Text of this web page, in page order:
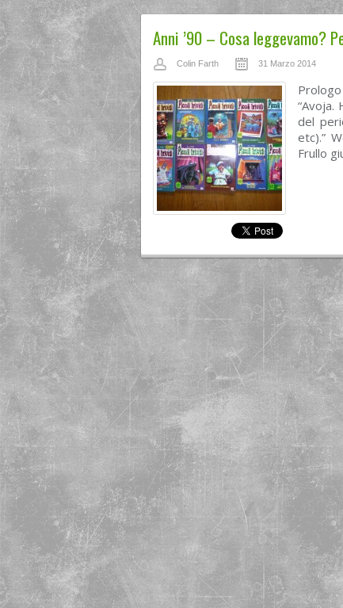
Anni ’90 – Cosa leggevamo?
Colin Farth 31 Marzo 2014
“Avoja.
del
etc).”
Frullo